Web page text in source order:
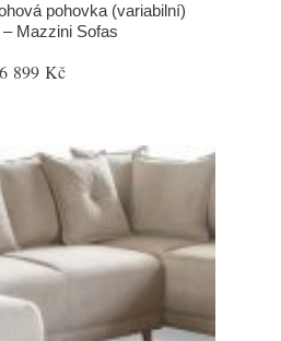
pohovka (variabilní)
– Mazzini Sofas
899 Kč